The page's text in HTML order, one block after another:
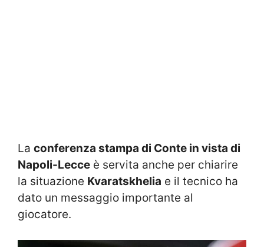
La conferenza stampa di Conte in vista di
Napoli-Lecce è servita anche per chiarire
la situazione Kvaratskhelia e il tecnico ha
dato un messaggio importante al
giocatore.